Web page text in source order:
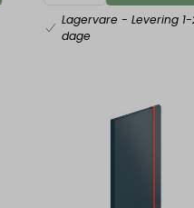
Lagervare - Levering
dage